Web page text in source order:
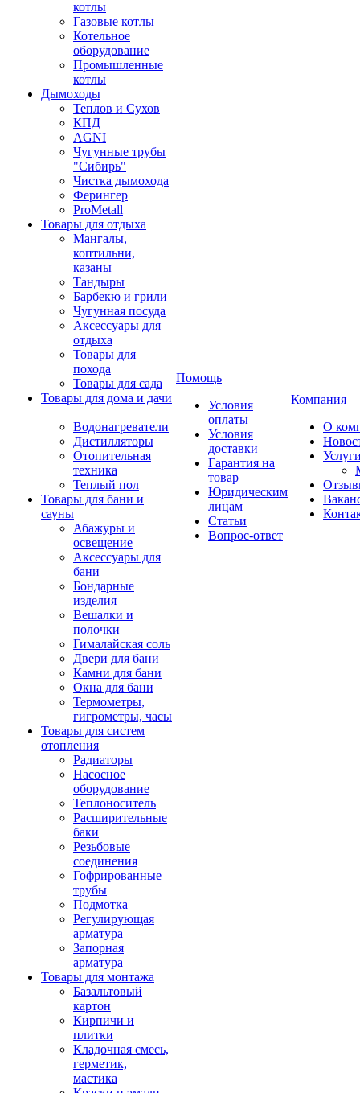
котлы
Газовые котлы
Котельное
оборудование
Промышленные
котлы
Дымоходы
Теплов и Сухов
КПД
AGNI
Чугунные трубы
"Сибирь"
Чистка дымохода
Ферингер
ProMetall
Товары для отдыха
Мангалы,
коптильни,
казаны
Тандыры
Барбекю и грили
Чугунная посуда
Аксессуары для
отдыха
Товары для
похода
Товары для сада
Товары для дома и дачи
Водонагреватели
Дистилляторы
Отопительная
техника
Теплый пол
Товары для бани и
сауны
Абажуры и
освещение
Аксессуары для
бани
Бондарные
изделия
Вешалки и
полочки
Гималайская соль
Двери для бани
Камни для бани
Окна для бани
Термометры,
гигрометры, часы
Товары для систем
отопления
Радиаторы
Насосное
оборудование
Теплоноситель
Расширительные
баки
Резьбовые
соединения
Гофрированные
трубы
Подмотка
Регулирующая
арматура
Запорная
арматура
Товары для монтажа
Базальтовый
картон
Кирпичи и
плитки
Кладочная смесь,
герметик,
мастика
Помощь
Условия
оплаты
Условия
доставки
Гарантия на
товар
Юридическим
лицам
Статьи
Вопрос-ответ
Компания
О